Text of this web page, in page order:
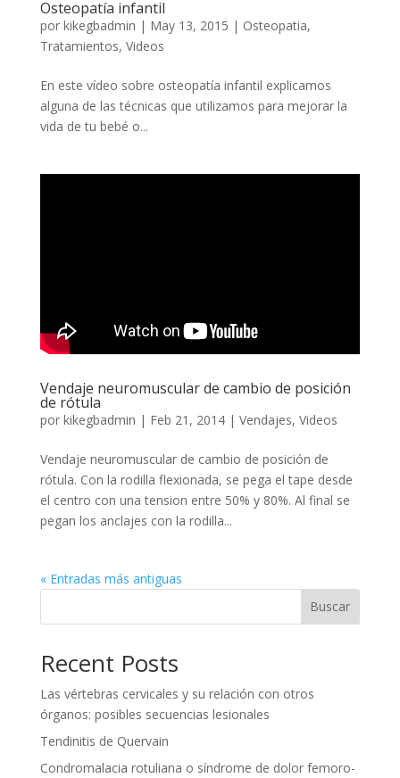
Osteopatía infantil
por kikegbadmin | May 13, 2015 | Osteopatia,
Tratamientos, Videos
En este vídeo sobre osteopatía infantil explicamos
alguna de las técnicas que utilizamos para mejorar la
vida de tu bebé o...
Vendaje neuromuscular de cambio de posición
de rótula
por kikegbadmin | Feb 21, 2014| Vendajes, Videos
Vendaje neuromuscular de cambio de posición de
rótula. Con la rodilla flexionada, se pega el tape desde
el centro con una tension entre 50% y 80%. Al final se
pegan los anclajes con la rodilla...
« Entradas más antiguas
Buscar
Recent Posts
Las vértebras cervicales y su relación con otros
órganos: posibles secuencias lesionales
Tendinitis de Quervain
Condromalacia rotuliana o síndrome de dolor femoro-